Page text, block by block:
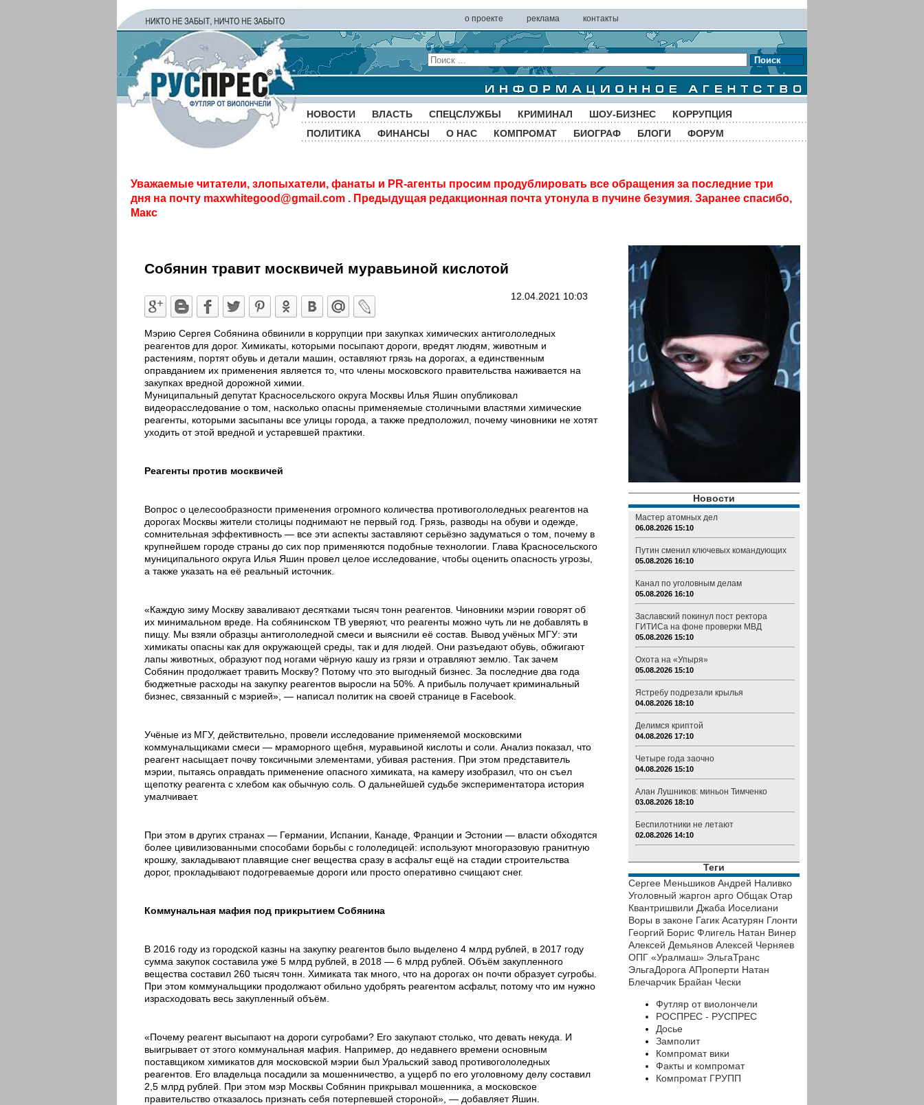
о проекте реклама контакты
Поиск
НОВОСТИ ВЛАСТЬ СПЕЦСЛУЖБЫ КРИМИНАЛ ШОУ-БИЗНЕС
КОРРУПЦИЯ
ПОЛИТИКА
ФИНАНСЫ О НАС КОМПРОМАТ БИОГРАФ БЛОГИ ФОРУМ
Уважаемые читатели, злопыхатели, фанаты и PR-агенты просим продублировать все обращения за последние три
дня на почту maxwhitegood@gmail.com . Предыдущая редакционная почта утонула в пучине безумия. Заранее спасибо,
Макс
Собянин травит москвичей муравьиной кислотой
12.04.2021 10:03
Мэрию Сергея Собянина обвинили в коррупции при закупках химических антигололедных
реагентов для дорог. Химикаты, которыми посыпают дороги, вредят людям, животным и
растениям, портят обувь и детали машин, оставляют грязь на дорогах, а единственным
оправданием их применения является то, что члены московского правительства наживается на
закупках вредной дорожной химии.
Муниципальный депутат Красносельского округа Москвы Илья Яшин опубликовал
видеорасследование о том, насколько опасны применяемые столичными властями химические
реагенты, которыми засыпаны все улицы города, а также предположил, почему чиновники не хотят
уходить от этой вредной и устаревшей практики.
Реагенты против москвичей
Вопрос о целесообразности применения огромного количества противогололедных реагентов на
дорогах Москвы жители столицы поднимают не первый год. Грязь, разводы на обуви и одежде,
сомнительная эффективность — все эти аспекты заставляют серьёзно задуматься о том, почему в
крупнейшем городе страны до сих пор применяются подобные технологии. Глава Красносельского
муниципального округа Илья Яшин провел целое исследование, чтобы оценить опасность угрозы,
а также указать на её реальный источник.
«Каждую зиму Москву заваливают десятками тысяч тонн реагентов. Чиновники мэрии говорят об
их минимальном вреде. На собянинском ТВ уверяют, что реагенты можно чуть ли не добавлять в
пищу. Мы взяли образцы антигололедной смеси и выяснили её состав. Вывод учёных МГУ: эти
химикаты опасны как для окружающей среды, так и для людей. Они разъедают обувь, обжигают
лапы животных, образуют под ногами чёрную кашу из грязи и отравляют землю. Так зачем
Собянин продолжает травить Москву? Потому что это выгодный бизнес. За последние два года
бюджетные расходы на закупку реагентов выросли на 50%. А прибыль получает криминальный
бизнес, связанный с мэрией», — написал политик на своей странице в Facebook.
Учёные из МГУ, действительно, провели исследование применяемой московскими
коммунальщиками смеси — мраморного щебня, муравьиной кислоты и соли. Анализ показал, что
реагент насыщает почву токсичными элементами, убивая растения. При этом представитель
мэрии, пытаясь оправдать применение опасного химиката, на камеру изобразил, что он съел
щепотку реагента с хлебом как обычную соль. О дальнейшей судьбе экспериментатора история
умалчивает.
При этом в других странах — Германии, Испании, Канаде, Франции и Эстонии — власти обходятся
более цивилизованными способами борьбы с гололедицей: используют многоразовую гранитную
крошку, закладывают плавящие снег вещества сразу в асфальт ещё на стадии строительства
дорог, прокладывают подогреваемые дороги или просто оперативно счищают снег.
Коммунальная мафия под прикрытием Собянина
В 2016 году из городской казны на закупку реагентов было выделено 4 млрд рублей, в 2017 году
сумма закупок составила уже 5 млрд рублей, в 2018 — 6 млрд рублей. Объём закупленного
вещества составил 260 тысяч тонн. Химиката так много, что на дорогах он почти образует сугробы.
При этом коммунальщики продолжают обильно удобрять реагентом асфальт, потому что им нужно
израсходовать весь закупленный объём.
«Почему реагент высыпают на дороги сугробами? Его закупают столько, что девать некуда. И
выигрывает от этого коммунальная мафия. Например, до недавнего времени основным
поставщиком химикатов для московской мэрии был Уральский завод противогололедных
реагентов. Его владельца посадили за мошенничество, а ущерб по его уголовному делу составил
2,5 млрд рублей. При этом мэр Москвы Собянин прикрывал мошенника, а московское
правительство отказалось признать себя потерпевшей стороной», — добавляет Яшин.
Новости
Мастер атомных дел
06.08.2026 15:10
Путин сменил ключевых командующих
05.08.2026 16:10
Канал по уголовным делам
05.08.2026 16:10
Заславский покинул пост ректора
ГИТИСа на фоне проверки МВД
05.08.2026 15:10
Охота на «Упыря»
05.08.2026 15:10
Ястребу подрезали крылья
04.08.2026 18:10
Делимся криптой
04.08.2026 17:10
Четыре года заочно
04.08.2026 15:10
Алан Лушников: миньон Тимченко
03.08.2026 18:10
Беспилотники не летают
02.08.2026 14:10
Теги
Сергее Меньшиков Андрей Наливко
Уголовный жаргон арго Общак Отар
Квантришвили Джаба Иоселиани
Воры в законе Гагик Асатурян Глонти
Георгий Борис Флигель Натан Винер
Алексей Демьянов Алексей Черняев
ОПГ «Уралмаш» ЭльгаТранс
ЭльгаДорога АПроперти Натан
Блечарчик Брайан Чески
Футляр от виолончели
РОСПРЕС - РУСПРЕС
Досье
Замполит
Компромат вики
Факты и компромат
Компромат ГРУПП